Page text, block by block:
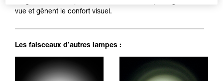
vue et gênent le confort visuel.
Les faisceaux d’autres lampes :